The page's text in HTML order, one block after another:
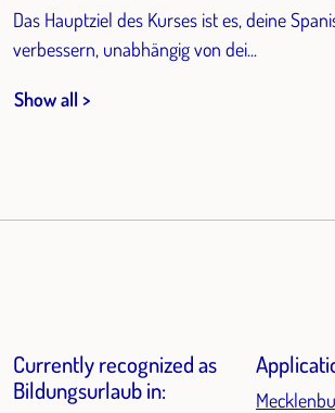
Das Hauptziel des Kurses ist es, deine
verbessern, unabhängig von dei...
Show all >
Currently recognized as
Bildungsurlaub in: